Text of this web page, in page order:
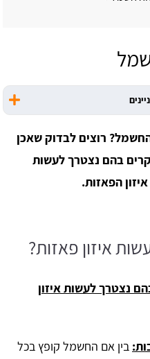
רוצים לבדוק שאכן
בהם נצטרך לעשות
הפאזות.
איזון פאזות?
נצטרך לעשות איזון
בין אם החשמל קופץ בכל